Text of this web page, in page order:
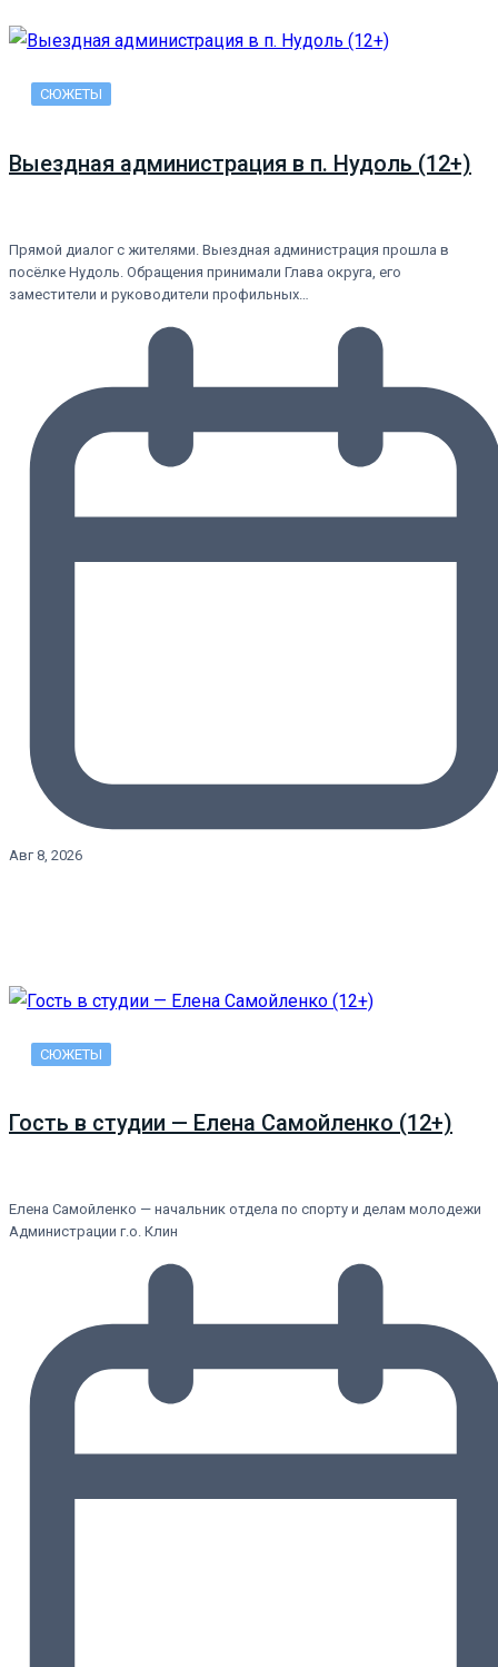
СЮЖЕТЫ
Выездная администрация в п. Нудоль (12+)
Прямой диалог с жителями. Выездная администрация прошла в
посёлке Нудоль. Обращения принимали Глава округа, его
заместители и руководители профильных…
Авг 8, 2026
СЮЖЕТЫ
Гость в студии — Елена Самойленко (12+)
Елена Самойленко — начальник отдела по спорту и делам молодежи
Администрации г.о. Клин